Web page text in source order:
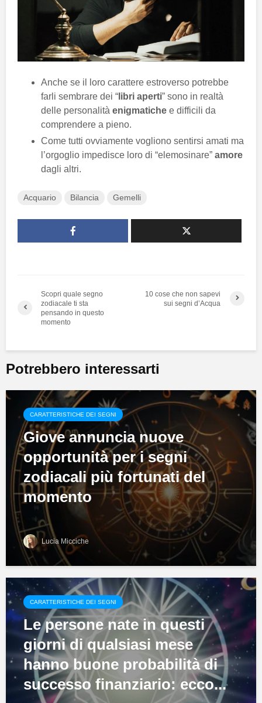
Anche se il loro carattere estroverso potrebbe
farli sembrare dei “ libri aperti” sono in realtà
delle personalità enigmatiche e difficili da
comprendere a pieno.
Come tutti ovviamente vogliono sentirsi amati ma
l’orgoglio impedisce loro di “elemosinare” amore
dagli altri.
Acquario Bilancia Gemelli
Scopri quale segno
zodiacale ti sta
pensando in questo
momento
10 cose che non sapevi
sui segni d’Acqua
Potrebbero interessarti
CARATTERISTICHE DEI SEGNI
Giove annuncia nuove
opportunità per i segni
zodiacali più fortunati del
momento
Lucia Micciche
CARATTERISTICHE DEI SEGNI
Le persone nate in questi
giorni di qualsiasi mese
hanno buone probabilità di
successo finanziario: ecco...